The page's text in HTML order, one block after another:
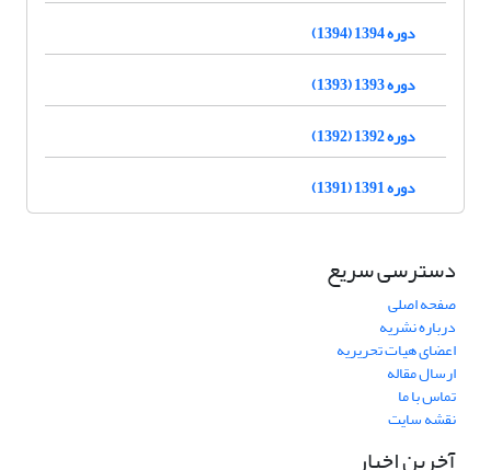
دوره 1394 (1394)
دوره 1393 (1393)
دوره 1392 (1392)
دوره 1391 (1391)
دسترسی سریع
صفحه اصلی
درباره نشریه
اعضای هیات تحریریه
ارسال مقاله
تماس با ما
نقشه سایت
آخرین اخبار